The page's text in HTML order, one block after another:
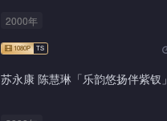
2000年
苏永康 陈慧琳「乐韵悠扬伴紫钗」